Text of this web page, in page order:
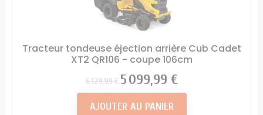
Tracteur tondeuse éjection arrière Cub Cadet
XT2 QR106 - coupe 106cm
Prix
6 129,99 € Prix
5 099,99 €
AJOUTER AU PANIER